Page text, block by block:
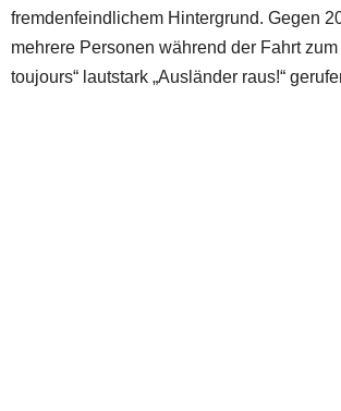
fremdenfeindlichem Hintergrund. Gegen
mehrere Personen während der Fahrt zum
toujours“ lautstark „Ausländer raus!“